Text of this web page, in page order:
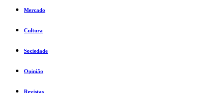
Mercado
Cultura
Sociedade
Opinião
Revistas